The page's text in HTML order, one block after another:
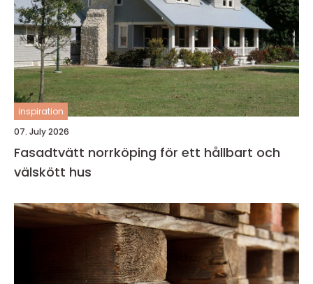
inspiration
07. July 2026
Fasadtvätt norrköping för ett hållbart och
välskött hus